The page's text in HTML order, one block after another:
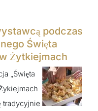
podczas
Święta
Żytkiejmach
„Święta
tradycyjnie